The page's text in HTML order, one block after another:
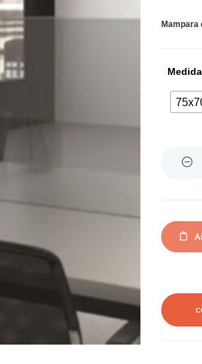
Mampara
Medida
Quantity